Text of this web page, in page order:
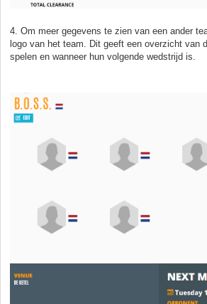
4. Om meer gegevens te zien van een ander
logo van het team. Dit geeft een overzicht van
spelen en wanneer hun volgende wedstrijd is.